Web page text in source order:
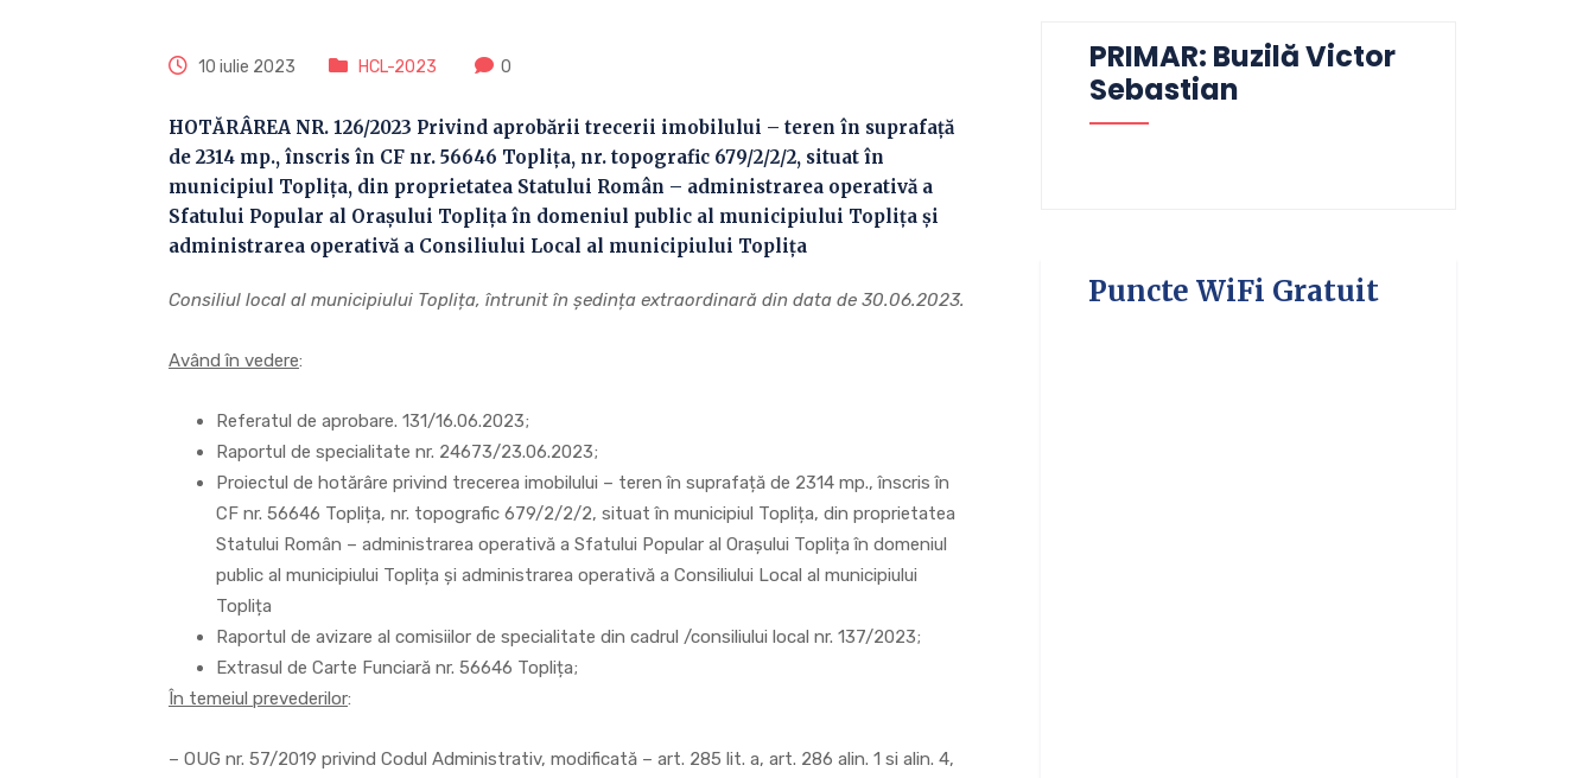
10 iulie 2023 HCL-2023 0
HOTĂRÂREA NR. 126/2023 Privind aprobării trecerii imobilului – teren în suprafață
de 2314 mp., înscris în CF nr. 56646 Toplița, nr. topografic 679/2/2/2, situat în
municipiul Toplița, din proprietatea Statului Român – administrarea operativă a
Sfatului Popular al Orașului Toplița în domeniul public al municipiului Toplița și
administrarea operativă a Consiliului Local al municipiului Toplița
Consiliul local al municipiului Toplița, întrunit în ședința extraordinară din data de 30.06.2023.
Având în vedere:
Referatul de aprobare. 131/16.06.2023;
Raportul de specialitate nr. 24673/23.06.2023;
Proiectul de hotărâre privind trecerea imobilului – teren în suprafață de 2314 mp., înscris în
CF nr. 56646 Toplița, nr. topografic 679/2/2/2, situat în municipiul Toplița, din proprietatea
Statului Român – administrarea operativă a Sfatului Popular al Orașului Toplița în domeniul
public al municipiului Toplița și administrarea operativă a Consiliului Local al municipiului
Toplița
Raportul de avizare al comisiilor de specialitate din cadrul /consiliului local nr. 137/2023;
Extrasul de Carte Funciară nr. 56646 Toplița;
În temeiul prevederilor:
– OUG nr. 57/2019 privind Codul Administrativ, modificată – art. 285 lit. a, art. 286 alin. 1 si alin. 4,
PRIMAR: Buzilă Victor
Sebastian
Puncte WiFi Gratuit